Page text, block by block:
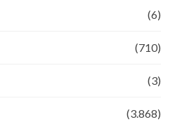
(6)
(710)
(3)
(3.868)